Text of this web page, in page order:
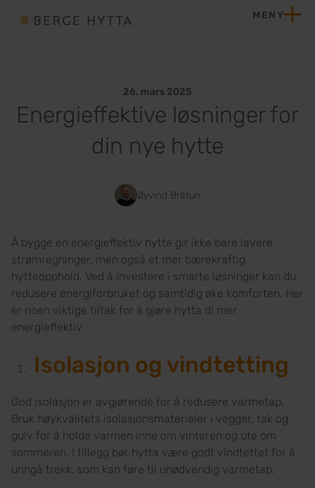
MENY
26. mars 2025
Energieffektive løsninger for
din nye hytte
Øyvind Bråtun
Å bygge en energieffektiv hytte gir ikke bare lavere
strømregninger, men også et mer bærekraftig
hytteopphold. Ved å investere i smarte løsninger kan du
redusere energiforbruket og samtidig øke komforten. Her
er noen viktige tiltak for å gjøre hytta di mer
energieffektiv.
Isolasjon og vindtetting
God isolasjon er avgjørende for å redusere varmetap.
Bruk høykvalitets isolasjonsmaterialer i vegger, tak og
gulv for å holde varmen inne om vinteren og ute om
sommeren. I tillegg bør hytta være godt vindtettet for å
unngå trekk, som kan føre til unødvendig varmetap.